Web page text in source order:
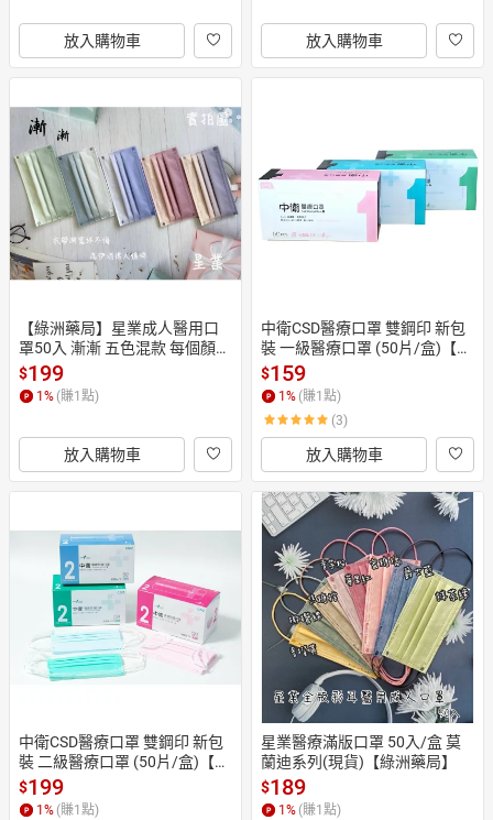
放入購物車 放入購物車
【綠洲藥局】星業成人醫用口
罩50入 漸漸 五色混款 每個顏色
各10片 醫療口罩 成人口罩
$199
1 % (賺1 點)
放入購物車
中衛CSD醫療口罩 雙鋼印 新包
裝 一級醫療口罩 (50片/盒)【現
貨】【綠洲藥局】
$159
1 % (賺1 點)
(3)
放入購物車
中衛CSD醫療口罩 雙鋼印 新包
裝 二級醫療口罩 (50片/盒)【現
貨】【綠洲藥局】
$199
1 % (賺1 點)
星業醫療滿版口罩 50入/盒 莫
蘭迪系列(現貨)【綠洲藥局】
$189
1 % (賺1 點)